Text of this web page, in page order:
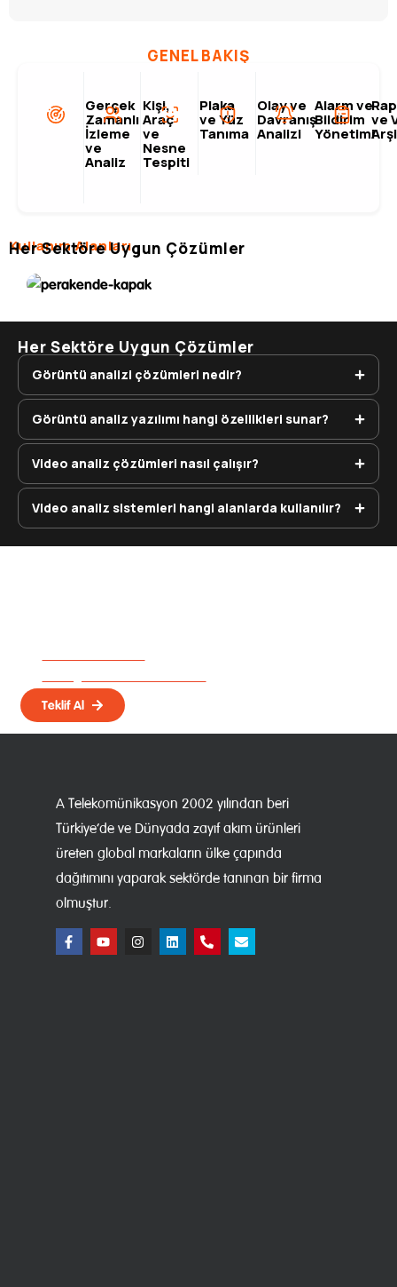
GENEL BAKIŞ
Gerçek
Zamanlı
İzleme
ve
Analiz
Kişi,
Araç
ve
Nesne
Tespiti
Plaka
ve Yüz
Tanıma
Olay ve
Davranış
Analizi
Alarm ve
Bildirim
Yönetimi
ve
Kullanım Alanları
Her Sektöre Uygun Çözümler
Perakende
Her Sektöre Uygun Çözümler
Görüntü analizi çözümleri nedir?
Görüntü analiz yazılımı hangi özellikleri sunar?
Video analiz çözümleri nasıl çalışır?
Video analiz sistemleri hangi alanlarda kullanılır?
Teklif Al
A Telekomünikasyon 2002 yılından beri
Türkiye’de ve Dünyada zayıf akım ürünleri
üreten global markaların ülke çapında
dağıtımını yaparak sektörde tanınan bir firma
olmuştur.